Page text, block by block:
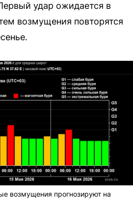
удар ожидается в
возмущения повторятся
возмущения прогнозируют на